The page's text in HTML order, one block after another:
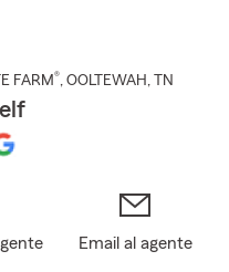
FARM®, OOLTEWAH , TN
Email al agente